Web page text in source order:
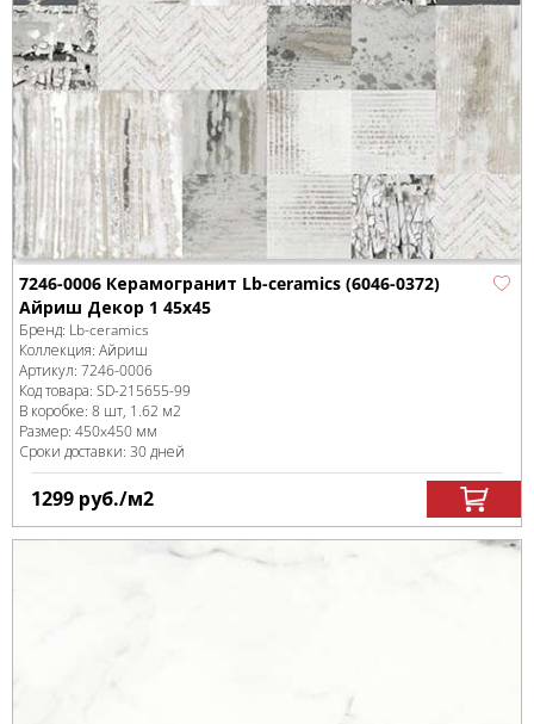
7246-0006 Керамогранит Lb-ceramics (6046-0372)
Айриш Декор 1 45x45
Бренд: Lb-ceramics
Коллекция: Айриш
Артикул: 7246-0006
Код товара: SD-215655-99
В коробке: 8 шт, 1.62 м2
Размер: 450x450 мм
Сроки доставки: 30 дней
1299 руб./м2